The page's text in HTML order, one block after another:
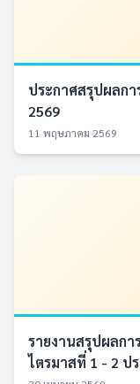
ประกาศสรุปผลก
2569
11 พฤษภาคม 2569
รายงานสรุปผลก
ไตรมาสที่ 1 - 2 ป